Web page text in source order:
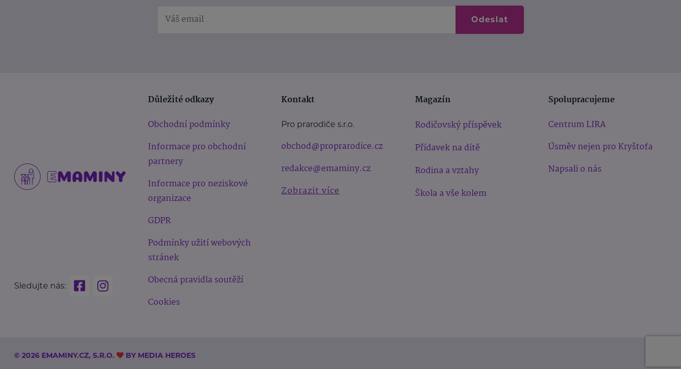
Odeslat
Sledujte nás:
Důležité odkazy
Obchodní podmínky
Informace pro obchodní
partnery
Informace pro neziskové
organizace
GDPR
Podmínky užití webových
stránek
Obecná pravidla soutěží
Cookies
Kontakt
Pro prarodiče s.r.o.
obchod@proprarodice.cz
redakce@emaminy.cz
Zobrazit více
Magazín
Rodičovský příspěvek
Přídavek na dítě
Rodina a vztahy
Škola a vše kolem
Spolupracujeme
Centrum LIRA
Úsměv nejen pro Kryštofa
Napsali o nás
© 2026 EMAMINY.CZ, S.R.O. BY MEDIA HEROES